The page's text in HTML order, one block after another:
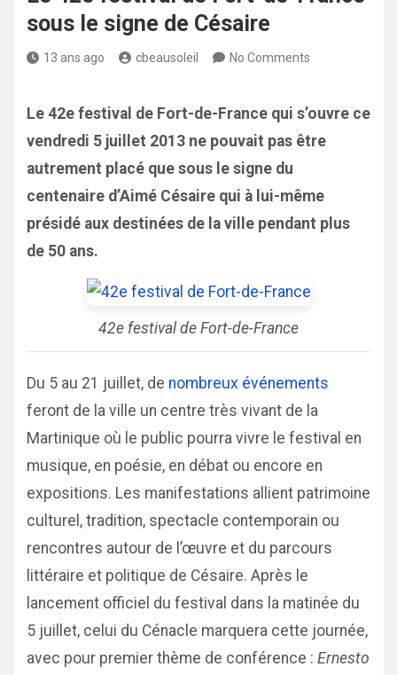
sous le signe de Césaire
13 ans ago cbeausoleil No Comments
Le 42e festival de Fort-de-France qui s’ouvre ce
vendredi 5 juillet 2013 ne pouvait pas être
autrement placé que sous le signe du
centenaire d’Aimé Césaire qui à lui-même
présidé aux destinées de la ville pendant plus
de 50 ans.
42e festival de Fort-de-France
Du 5 au 21 juillet, de nombreux événements
feront de la ville un centre très vivant de la
Martinique où le public pourra vivre le festival en
musique, en poésie, en débat ou encore en
expositions. Les manifestations allient patrimoine
culturel, tradition, spectacle contemporain ou
rencontres autour de l’œuvre et du parcours
littéraire et politique de Césaire. Après le
lancement officiel du festival dans la matinée du
5 juillet, celui du Cénacle marquera cette journée,
avec pour premier thème de conférence : Ernesto